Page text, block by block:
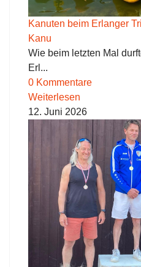
Kanuten beim Erlanger
Kanu
Wie beim letzten Mal
Erl...
0 Kommentare
Weiterlesen
12. Juni 2026